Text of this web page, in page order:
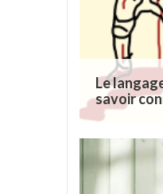
Le
savoir